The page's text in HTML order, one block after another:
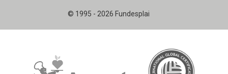
© 1995 - 2026 Fundesplai